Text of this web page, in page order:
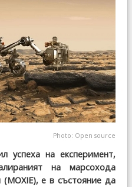
Photo: Open source
успеха на експеримент,
на марсохода
е в състояние да